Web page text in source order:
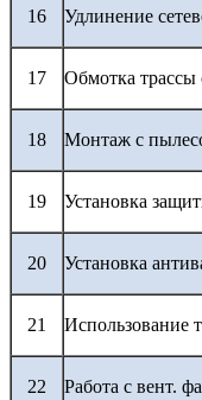
16 Удлинение
17 Обмотка трассы
18 Монтаж с
19 Установка
20 Установка
21 Использование
22 Работа с вент.